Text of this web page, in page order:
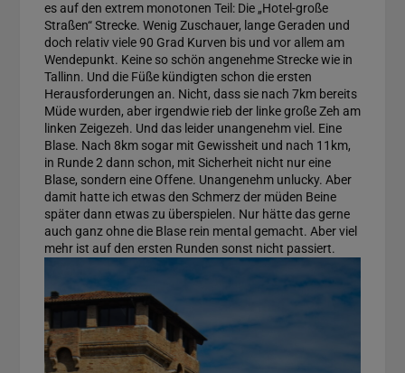
es auf den extrem monotonen Teil: Die „Hotel-große
Straßen“ Strecke. Wenig Zuschauer, lange Geraden und
doch relativ viele 90 Grad Kurven bis und vor allem am
Wendepunkt. Keine so schön angenehme Strecke wie in
Tallinn. Und die Füße kündigten schon die ersten
Herausforderungen an. Nicht, dass sie nach 7km bereits
Müde wurden, aber irgendwie rieb der linke große Zeh am
linken Zeigezeh. Und das leider unangenehm viel. Eine
Blase. Nach 8km sogar mit Gewissheit und nach 11km,
in Runde 2 dann schon, mit Sicherheit nicht nur eine
Blase, sondern eine Offene. Unangenehm unlucky. Aber
damit hatte ich etwas den Schmerz der müden Beine
später dann etwas zu überspielen. Nur hätte das gerne
auch ganz ohne die Blase rein mental gemacht. Aber viel
mehr ist auf den ersten Runden sonst nicht passiert.